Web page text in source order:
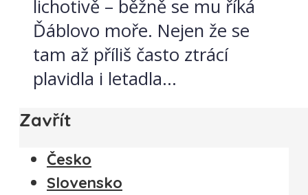
lichotivě – běžně se mu říká
Ďáblovo moře. Nejen že se
tam až příliš často ztrácí
plavidla i letadla...
Zavřít
Česko
Slovensko